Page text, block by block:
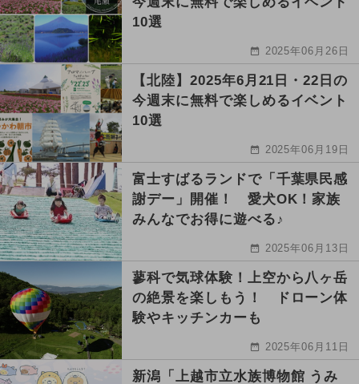
10選
2025年06月26日
【北陸】2025年6月21日・22日の
今週末に無料で楽しめるイベント
10選
2025年06月19日
富士すばるランドで「千葉県民感
謝デー」開催！ 愛犬OK！家族
みんなでお得に遊べる♪
2025年06月13日
蓼科で気球体験！上空から八ヶ岳
の絶景を楽しもう！ ドローン体
験やキッチンカーも
2025年06月11日
新潟「上越市立水族博物館 うみ